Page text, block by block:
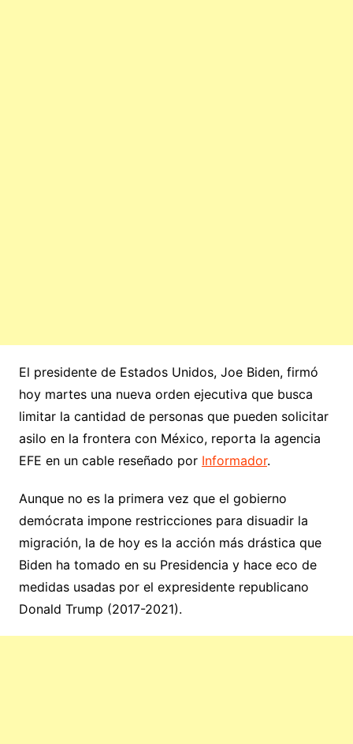
El presidente de Estados Unidos, Joe Biden, firmó
hoy martes una nueva orden ejecutiva que busca
limitar la cantidad de personas que pueden solicitar
asilo en la frontera con México, reporta la agencia
EFE en un cable reseñado por Informador.
Aunque no es la primera vez que el gobierno
demócrata impone restricciones para disuadir la
migración, la de hoy es la acción más drástica que
Biden ha tomado en su Presidencia y hace eco de
medidas usadas por el expresidente republicano
Donald Trump (2017-2021).